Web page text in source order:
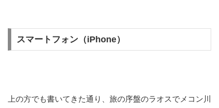
スマートフォン（iPhone）
上の方でも書いてきた通り、旅の序盤のラオスでメコン川